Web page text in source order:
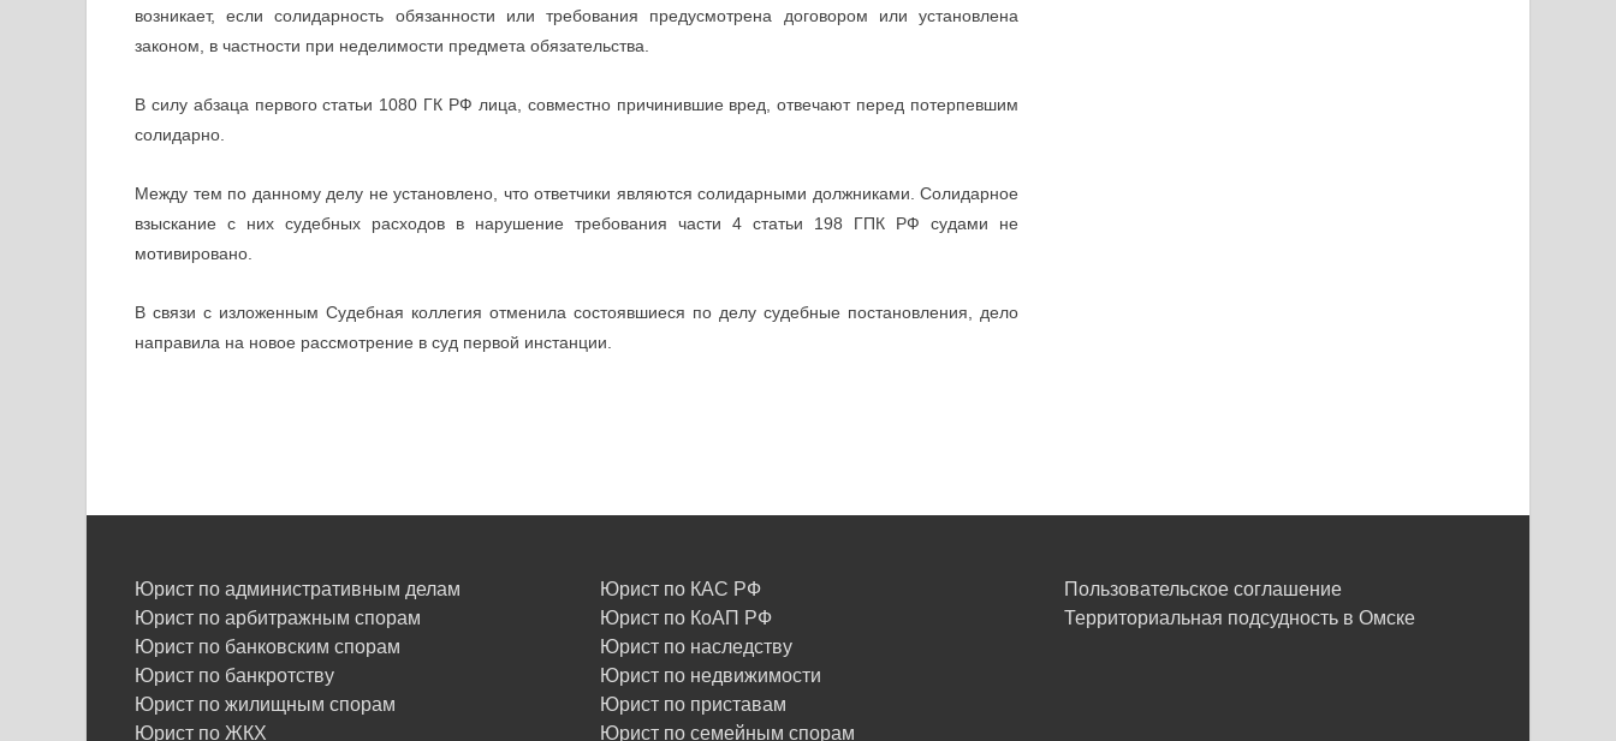
возникает, если солидарность обязанности или требования предусмотрена договором или установлена
законом, в частности при неделимости предмета обязательства.
В силу абзаца первого статьи 1080 ГК РФ лица, совместно причинившие вред, отвечают перед потерпевшим
солидарно.
Между тем по данному делу не установлено, что ответчики являются солидарными должниками. Солидарное
взыскание с них судебных расходов в нарушение требования части 4 статьи 198 ГПК РФ судами не
мотивировано.
В связи с изложенным Судебная коллегия отменила состоявшиеся по делу судебные постановления, дело
направила на новое рассмотрение в суд первой инстанции.
Юрист по административным делам
Юрист по арбитражным спорам
Юрист по банковским спорам
Юрист по банкротству
Юрист по жилищным спорам
Юрист по ЖКХ
Юрист по КАС РФ
Юрист по КоАП РФ
Юрист по наследству
Юрист по недвижимости
Юрист по приставам
Юрист по семейным спорам
Пользовательское соглашение
Территориальная подсудность в Омске